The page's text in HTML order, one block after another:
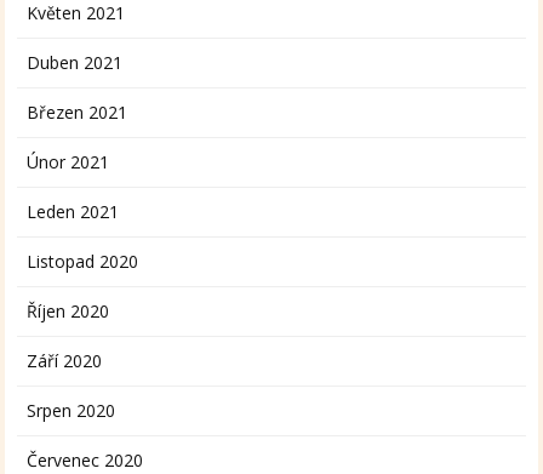
Květen 2021
Duben 2021
Březen 2021
Únor 2021
Leden 2021
Listopad 2020
Říjen 2020
Září 2020
Srpen 2020
Červenec 2020